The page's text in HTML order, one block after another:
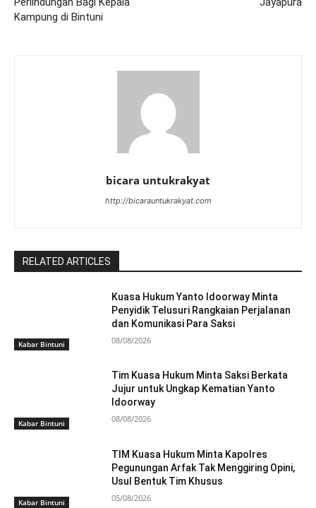
Kampung di Bintuni
bicara untukrakyat
http://bicarauntukrakyat.com
RELATED ARTICLES
Kabar Bintuni
Kuasa Hukum Yanto Idoorway Minta
Penyidik Telusuri Rangkaian Perjalanan
dan Komunikasi Para Saksi
08/08/2026
Kabar Bintuni
Tim Kuasa Hukum Minta Saksi Berkata
Jujur untuk Ungkap Kematian Yanto
Idoorway
08/08/2026
Kabar Bintuni
TIM Kuasa Hukum Minta Kapolres
Pegunungan Arfak Tak Menggiring Opini,
Usul Bentuk Tim Khusus
05/08/2026